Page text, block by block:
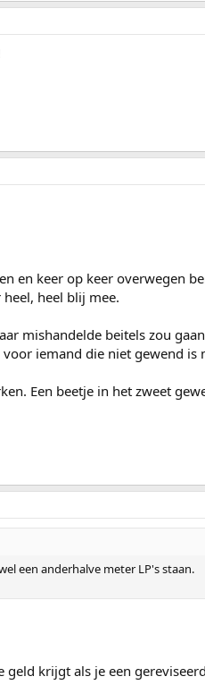
en keer op keer overwegen
heel blij mee.
mishandelde beitels zou
iemand die niet gewend is
Een beetje in het zweet
een anderhalve meter LP's staan.
krijgt als je een